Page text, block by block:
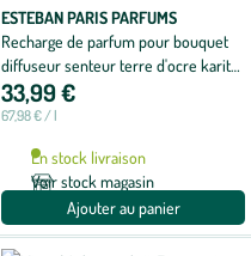
ESTEBAN PARIS PARFUMS
Recharge de parfum pour bouquet
diffuseur senteur terre d'ocre karité
Esteban - 500 ml
33,99 €
67,98 € / l
En stock livraison
Voir stock magasin
Ajouter au panier